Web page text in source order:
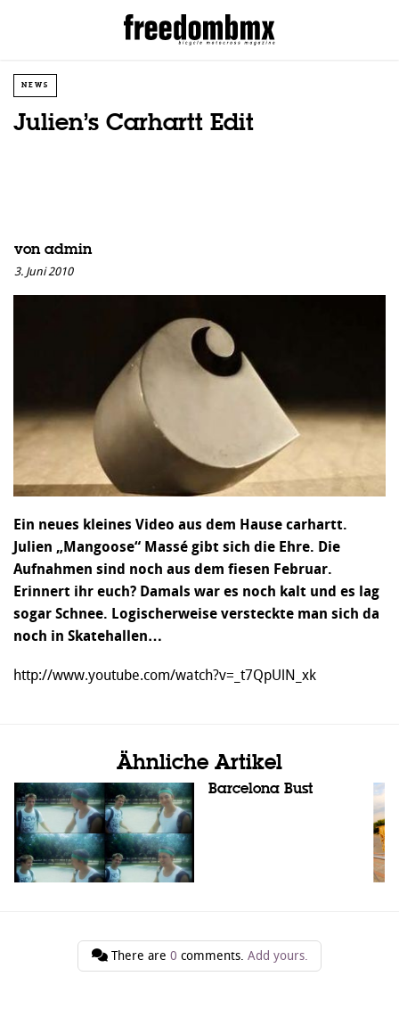
NEWS
Julien’s Carhartt Edit
von admin
3. Juni 2010
Ein neues kleines Video aus dem Hause carhartt.
Julien „Mangoose“ Massé gibt sich die Ehre. Die
Aufnahmen sind noch aus dem fiesen Februar.
Erinnert ihr euch? Damals war es noch kalt und es lag
sogar Schnee. Logischerweise versteckte man sich da
noch in Skatehallen…
http://www.youtube.com/watch?v=_t7QpUlN_xk
Ähnliche Artikel
Barcelona Bust
There are 0 comments. Add yours.